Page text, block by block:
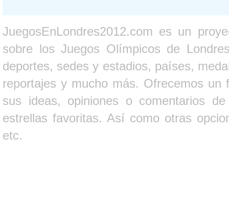
JuegosEnLondres2012.com es un
sobre los Juegos Olímpicos de
deportes, sedes y estadios, países,
reportajes y mucho más. Ofrecemos un
sus ideas, opiniones o comentarios
estrellas favoritas. Así como otras
etc.